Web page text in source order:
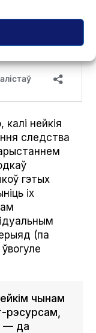
нейкія
следства
гэтых
іх
(па
чынам
рэсурсам,
— да